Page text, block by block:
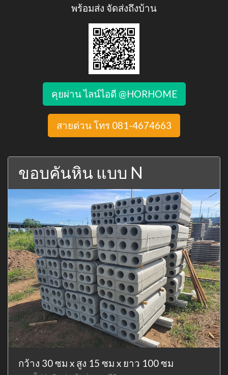
พร้อมส่ง จัดส่งถึงบ้าน
คุยผ่าน ไลน์ไอดี @HORHOME
สายด่วน โทร 081-4674663
ขอบคันหิน แบบ N
กว้าง 30 ซม x สูง 15 ซม x ยาว 100 ซม